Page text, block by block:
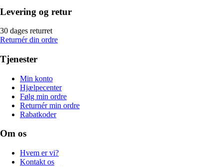
Levering og retur
30 dages returret
Returnér din ordre
Tjenester
Min konto
Hjælpecenter
Følg min ordre
Returnér min ordre
Rabatkoder
Om os
Hvem er vi?
Kontakt os